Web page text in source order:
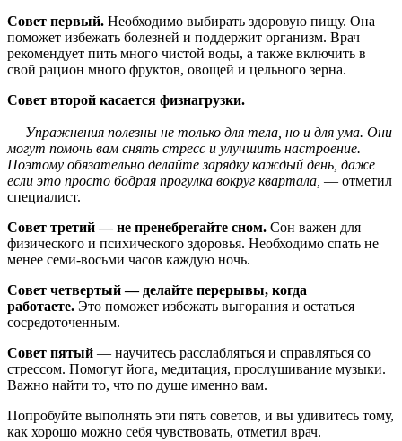
Совет первый. Необходимо выбирать здоровую пищу. Она
поможет избежать болезней и поддержит организм. Врач
рекомендует пить много чистой воды, а также включить в
свой рацион много фруктов, овощей и цельного зерна.
Совет второй касается физнагрузки.
— Упражнения полезны не только для тела, но и для ума. Они
могут помочь вам снять стресс и улучшить настроение.
Поэтому обязательно делайте зарядку каждый день, даже
если это просто бодрая прогулка вокруг квартала, — отметил
специалист.
Совет третий — не пренебрегайте сном. Сон важен для
физического и психического здоровья. Необходимо спать не
менее семи-восьми часов каждую ночь.
Совет четвертый — делайте перерывы, когда
работаете. Это поможет избежать выгорания и остаться
сосредоточенным.
Совет пятый — научитесь расслабляться и справляться со
стрессом. Помогут йога, медитация, прослушивание музыки.
Важно найти то, что по душе именно вам.
Попробуйте выполнять эти пять советов, и вы удивитесь тому,
как хорошо можно себя чувствовать, отметил врач.